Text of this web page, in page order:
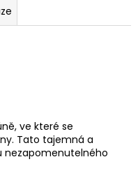
ve které se
Tato tajemná a
nezapomenutelného